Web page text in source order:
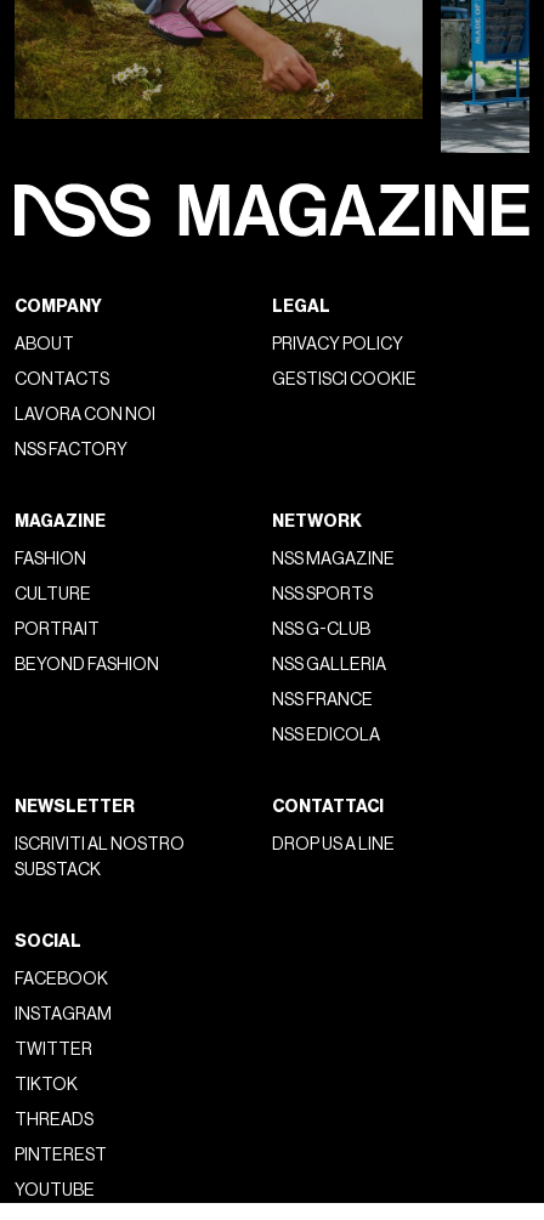
COMPANY
ABOUT
CONTACTS
LAVORA CON NOI
NSS FACTORY
LEGAL
PRIVACY POLICY
GESTISCI COOKIE
MAGAZINE
FASHION
CULTURE
PORTRAIT
BEYOND FASHION
NETWORK
NSS MAGAZINE
NSS SPORTS
NSS G-CLUB
NSS GALLERIA
NSS FRANCE
NSS EDICOLA
NEWSLETTER
ISCRIVITI AL NOSTRO
SUBSTACK
CONTATTACI
DROP US A LINE
SOCIAL
FACEBOOK
INSTAGRAM
TWITTER
TIKTOK
THREADS
PINTEREST
YOUTUBE